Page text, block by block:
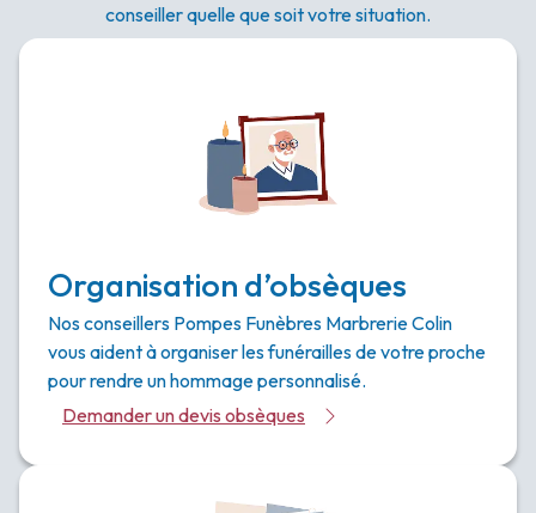
conseiller quelle que soit votre situation.
Organisation d’obsèques
Nos conseillers Pompes Funèbres Marbrerie Colin
vous aident à organiser les funérailles de votre proche
pour rendre un hommage personnalisé.
Demander un devis obsèques